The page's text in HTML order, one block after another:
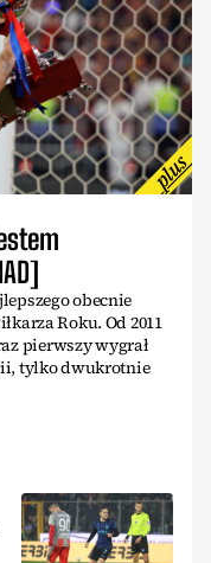
obecnie
Roku. Od 2011
pierwszy wygrał
tylko dwukrotnie